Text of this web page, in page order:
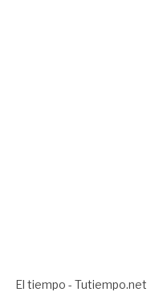
El tiempo - Tutiempo.net